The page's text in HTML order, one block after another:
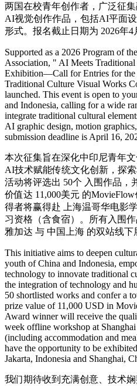
两国在校青年创作者，广泛征
AI视觉创作作品，包括AI平面
形式。报名截止日期为 2026年4
Supported as a 2026 Program of
Association, " AI Meets
Exhibition—Call for Entries for the
Traditional Culture Visual Works
launched. This event is open to
and Indonesia, calling for a wide
integrate traditional cultural
AI graphic design, motion
submission deadline is April 16,
本次征集旨在深化中印尼青年
AI技术赋能传统文化创新，探
活动将评选出 50个 入围作品，
价值达 11,000美元 的
得者将赢得赴 上海温哥华电影
习资格（含食宿）。所有入围
雅加达 与 中国上海 的双站线下
This initiative aims to deepen
youth of China and Indonesia,
technology to innovate traditional
the integration of technology and
50 shortlisted works and confer a
prize value of 11,000 USD in
Award winner will receive the
week offline workshop at
(including accommodation and
have the opportunity to be
Jakarta, Indonesia and Shanghai,
我们期待收到充满创意、技术